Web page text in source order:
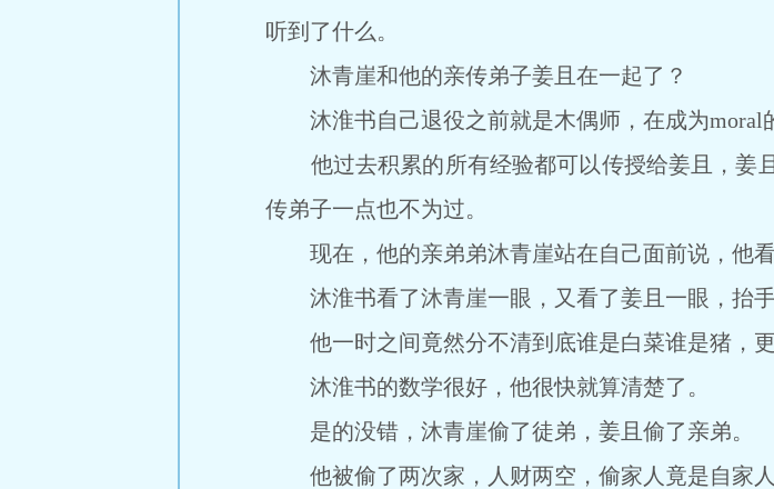
听到了什么。
沐青崖和他的亲传弟子姜且在一起了？
沐淮书自己退役之前就是木偶师，在成为moral
他过去积累的所有经验都可以传授给姜且，姜
传弟子一点也不为过。
现在，他的亲弟弟沐青崖站在自己面前说，他看
沐淮书看了沐青崖一眼，又看了姜且一眼，抬
他一时之间竟然分不清到底谁是白菜谁是猪，更
沐淮书的数学很好，他很快就算清楚了。
是的没错，沐青崖偷了徒弟，姜且偷了亲弟。
他被偷了两次家，人财两空，偷家人竟是自家人